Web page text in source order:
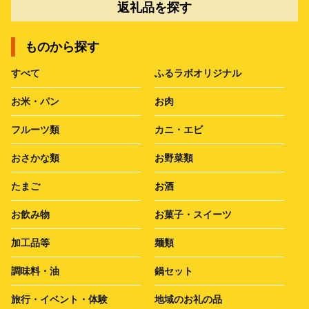
返礼品を探す
ものから探す
すべて ふるラボオリジナル
お米・パン お肉
フルーツ類 カニ・エビ
おさかな類 お野菜類
たまご お酒
お飲み物 お菓子・スイーツ
加工品等 麺類
調味料・油 鍋セット
旅行・イベント・体験 地域のお礼の品